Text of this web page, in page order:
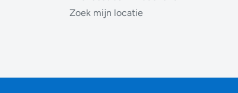
Zoek mijn locatie